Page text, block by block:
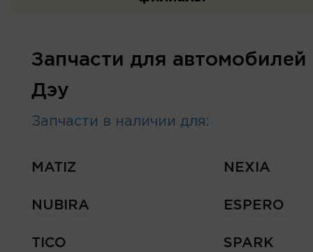
Запчасти для
Дэу
Запчасти в наличии для:
MATIZ NEXIA
NUBIRA ESPERO
TICO SPARK